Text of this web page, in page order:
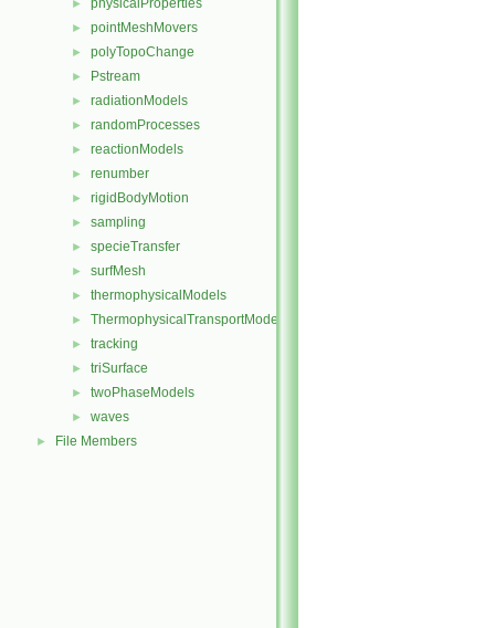
► physicalProperties
► pointMeshMovers
► polyTopoChange
► Pstream
► radiationModels
► randomProcesses
► reactionModels
► renumber
► rigidBodyMotion
► sampling
► specieTransfer
► surfMesh
► thermophysicalModels
► ThermophysicalTransportModels
► tracking
► triSurface
► twoPhaseModels
► waves
► File Members